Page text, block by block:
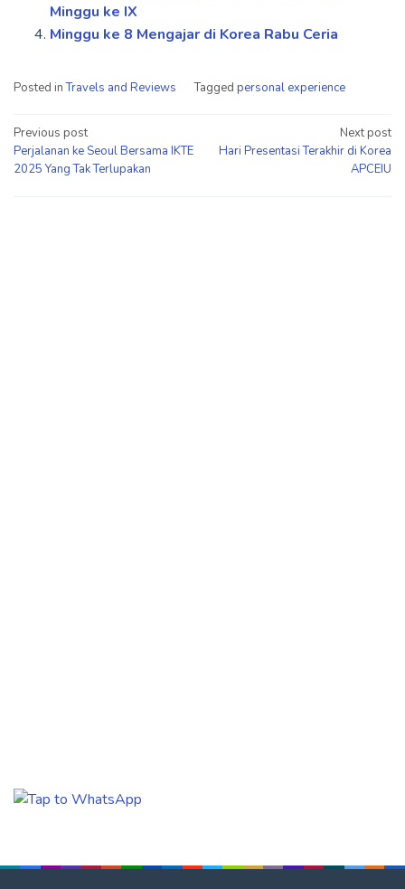
Minggu ke IX
Minggu ke 8 Mengajar di Korea Rabu Ceria
Posted inTravels and Reviews Tagged personal experience
Post
navigation
Previous post
Perjalanan ke Seoul Bersama IKTE
2025 Yang Tak Terlupakan
Next post
Hari Presentasi Terakhir di Korea
APCEIU